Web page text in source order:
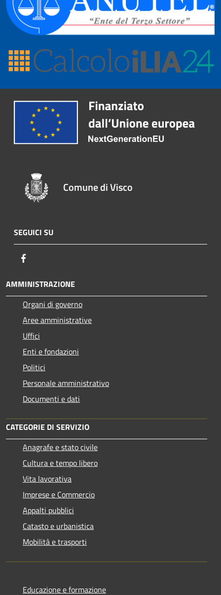
Comune di Visco
SEGUICI SU
AMMINISTRAZIONE
Organi di governo
Aree amministrative
Uffici
Enti e fondazioni
Politici
Personale amministrativo
Documenti e dati
CATEGORIE DI SERVIZIO
Anagrafe e stato civile
Cultura e tempo libero
Vita lavorativa
Imprese e Commercio
Appalti pubblici
Catasto e urbanistica
Mobilità e trasporti
Educazione e formazione